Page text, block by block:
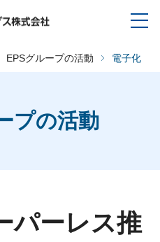
EPSグループの活動 電子化・
プの活動
パーレス推